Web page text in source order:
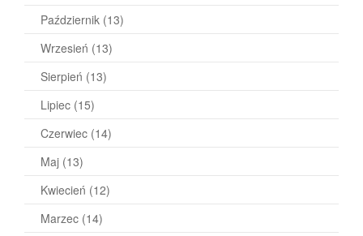
Październik (13)
Wrzesień (13)
Sierpień (13)
Lipiec (15)
Czerwiec (14)
Maj (13)
Kwiecień (12)
Marzec (14)